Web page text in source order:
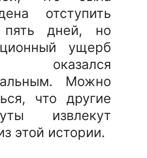
отступить
пять дней, но
ущерб
Можно
что другие
извлекут
этой истории.